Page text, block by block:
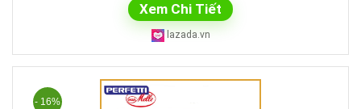
Xem Chi Tiết
lazada.vn
- 16%